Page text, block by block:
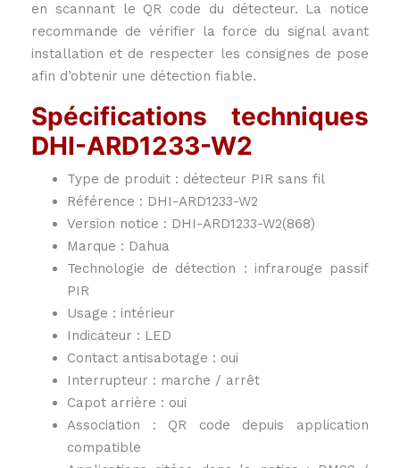
en scannant le QR code du détecteur. La notice
recommande de vérifier la force du signal avant
installation et de respecter les consignes de pose
afin d’obtenir une détection fiable.
Spécifications techniques
DHI-ARD1233-W2
Type de produit : détecteur PIR sans fil
Référence : DHI-ARD1233-W2
Version notice : DHI-ARD1233-W2(868)
Marque : Dahua
Technologie de détection : infrarouge passif
PIR
Usage : intérieur
Indicateur : LED
Contact antisabotage : oui
Interrupteur : marche / arrêt
Capot arrière : oui
Association : QR code depuis application
compatible